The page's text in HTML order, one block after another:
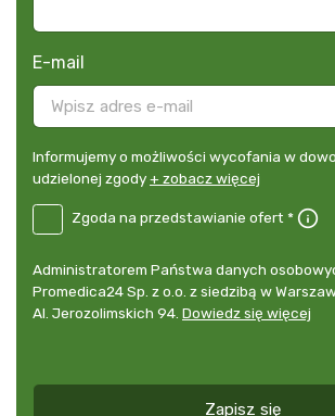
E-mail
Informujemy
o
wycofania
dowolnym
momencie
udzielonej
Informujemy o możliwości wycofania w
udzielonej zgody+ zobacz więcej
DE
przedstawianie
Zgoda na przedstawianie ofert *
Administrator
danych
osobowych
Administratorem Państwa danych
Promedica24 Sp. z o.o. z siedzibą w
Al. Jerozolimskich 94. Dowiedz się więcej
Zapisz się